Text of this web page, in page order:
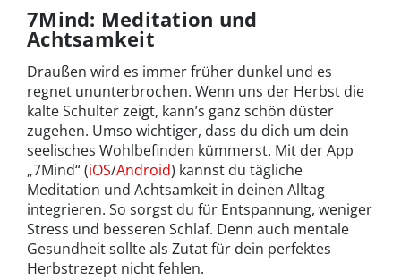
7Mind: Meditation und
Achtsamkeit
Draußen wird es immer früher dunkel und es
regnet ununterbrochen. Wenn uns der Herbst die
kalte Schulter zeigt, kann’s ganz schön düster
zugehen. Umso wichtiger, dass du dich um dein
seelisches Wohlbefinden kümmerst. Mit der App
„7Mind“ (iOS/Android) kannst du tägliche
Meditation und Achtsamkeit in deinen Alltag
integrieren. So sorgst du für Entspannung, weniger
Stress und besseren Schlaf. Denn auch mentale
Gesundheit sollte als Zutat für dein perfektes
Herbstrezept nicht fehlen.